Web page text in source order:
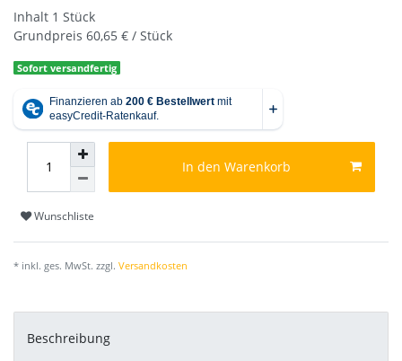
Inhalt 1 Stück
Grundpreis 60,65 € / Stück
Sofort versandfertig
In den Warenkorb
Wunschliste
* inkl. ges. MwSt. zzgl. Versandkosten
Beschreibung